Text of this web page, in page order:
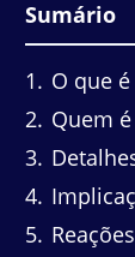
Sumário
1
O que é
2 Quem
3
4
5